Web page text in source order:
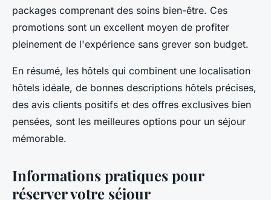
packages comprenant des soins bien-être. Ces
promotions sont un excellent moyen de profiter
pleinement de l'expérience sans grever son budget.
En résumé, les hôtels qui combinent une localisation
hôtels idéale, de bonnes descriptions hôtels précises,
des avis clients positifs et des offres exclusives bien
pensées, sont les meilleures options pour un séjour
mémorable.
Informations pratiques pour
réserver votre séjour